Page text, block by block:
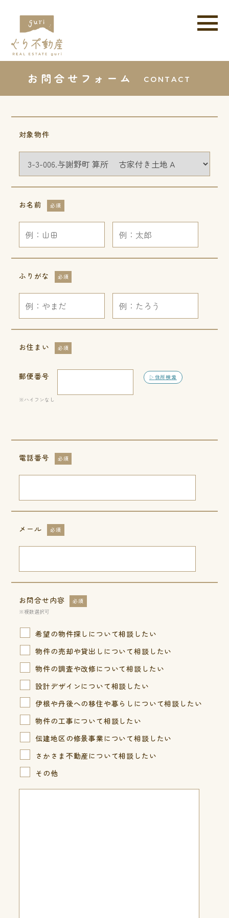
お問合せフォーム CONTACT
対象物件
お名前 必須
ふりがな 必須
お住まい 必須
郵便番号 住所検索
※ハイフンなし
電話番号 必須
メール 必須
お問合せ内容
必須
※複数選択可
希望の物件探しについて相談したい
物件の売却や貸出しについて相談したい
物件の調査や改修について相談したい
設計デザインについて相談したい
伊根や丹後への移住や暮らしについて相談したい
物件の工事について相談したい
伝建地区の修景事業について相談したい
さかさま不動産について相談したい
その他